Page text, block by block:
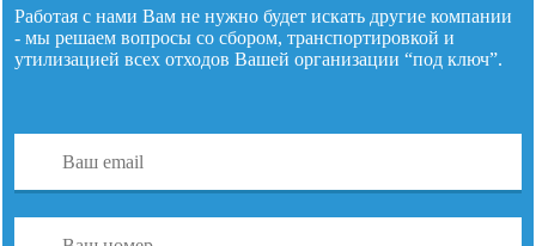
Работая с нами Вам не нужно будет искать другие компании
- мы решаем вопросы со сбором, транспортировкой и
утилизациейвсех отходов Вашей организации “под ключ”.